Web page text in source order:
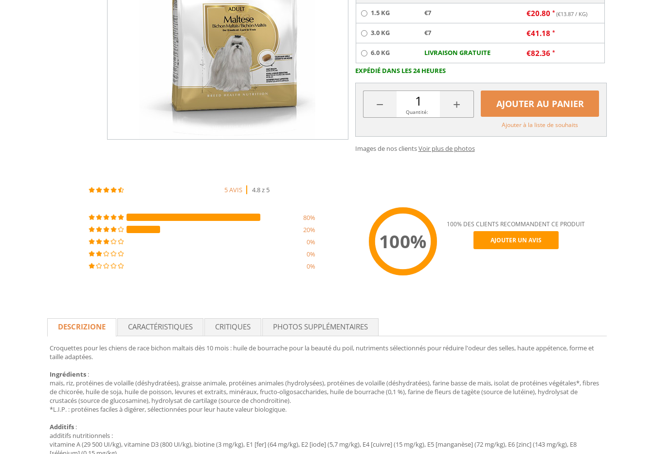
1.5 KG €7 €20.80 (€13.87/ KG)
3.0 KG €7 €41.18
6.0 KG LIVRAISON GRATUITE €82.36
EXPÉDIÉ DANS LES 24 HEURES
− +
Quantité:
AJOUTER AU PANIER
Ajouter à la liste de souhaits
Images de nos clientsVoir plus de photos
5 AVIS 4.8 z 5
80%
20%
0%
0%
0%
100%
Recommend
100% DES CLIENTS RECOMMANDENT CE PRODUIT
AJOUTER UN AVIS
DESCRIZIONE CARACTÉRISTIQUES CRITIQUES PHOTOS SUPPLÉMENTAIRES
Croquettes pour les chiens de race bichon maltais dès 10 mois : huile de bourrache pour la beauté du poil, nutriments sélectionnés pour réduire l'odeur des selles, haute appétence, forme et
taille adaptées.
Ingrédients :
maïs, riz, protéines de volaille (déshydratées), graisse animale, protéines animales (hydrolysées), protéines de volaille (déshydratées), farine basse de maïs, isolat de protéines végétales*, fibres
de chicorée, huile de soja, huile de poisson, levures et extraits, minéraux, fructo-oligosaccharides, huile de bourrache (0,1 %), farine de fleurs de tagète (source de lutéine), hydrolysat de
crustacés (source de glucosamine), hydrolysat de cartilage (source de chondroïtine).
*L.I.P. : protéines faciles à digérer, sélectionnées pour leur haute valeur biologique.
Additifs :
additifs nutritionnels :
vitamine A (29 500 UI/kg), vitamine D3 (800 UI/kg), biotine (3 mg/kg), E1 [fer] (64 mg/kg), E2 [iode] (5,7 mg/kg), E4 [cuivre] (15 mg/kg), E5 [manganèse] (72 mg/kg), E6 [zinc] (143 mg/kg), E8